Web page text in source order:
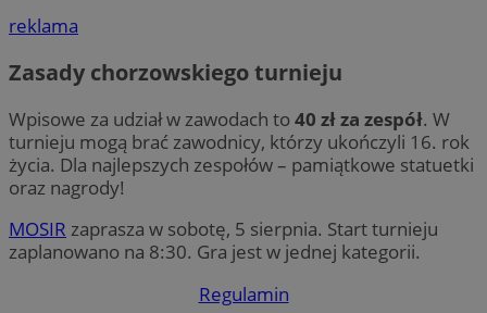
reklama
Zasady chorzowskiego turnieju
Wpisowe za udział w zawodach to40 zł za zespół. W
turnieju mogą brać zawodnicy, którzy ukończyli 16. rok
życia. Dla najlepszych zespołów – pamiątkowe statuetki
oraz nagrody!
MOSIR zaprasza w sobotę, 5 sierpnia. Start turnieju
zaplanowano na 8:30. Gra jest w jednej kategorii.
Regulamin